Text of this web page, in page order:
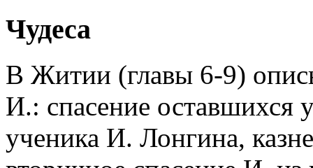
Чудеса
В Житии (главы 6-9)
И.: спасение оставшихся
ученика И. Лонгина,